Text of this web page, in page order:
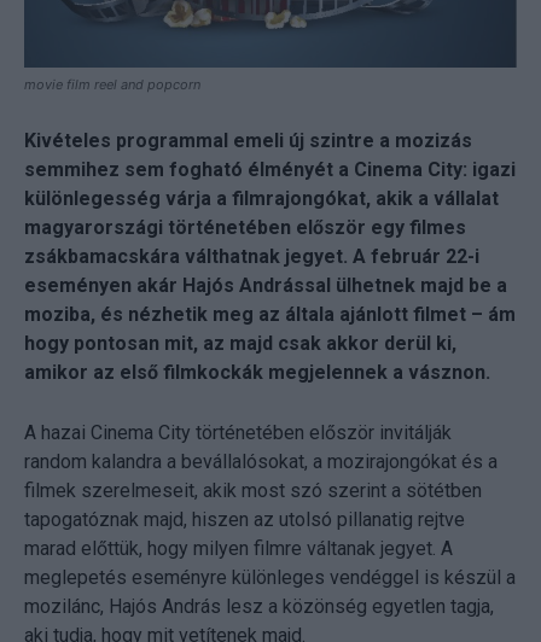
movie film reel and popcorn
Kivételes programmal emeli új szintre a mozizás
semmihez sem fogható élményét a Cinema City: igazi
különlegesség várja a filmrajongókat, akik a vállalat
magyarországi történetében először egy filmes
zsákbamacskára válthatnak jegyet. A február 22-i
eseményen akár Hajós Andrással ülhetnek majd be a
moziba, és nézhetik meg az általa ajánlott filmet – ám
hogy pontosan mit, az majd csak akkor derül ki,
amikor az első filmkockák megjelennek a vásznon.
A hazai Cinema City történetében először invitálják
random kalandra a bevállalósokat, a mozirajongókat és a
filmek szerelmeseit, akik most szó szerint a sötétben
tapogatóznak majd, hiszen az utolsó pillanatig rejtve
marad előttük, hogy milyen filmre váltanak jegyet. A
meglepetés eseményre különleges vendéggel is készül a
mozilánc, Hajós András lesz a közönség egyetlen tagja,
aki tudja, hogy mit vetítenek majd.